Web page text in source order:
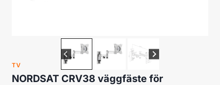
TV
NORDSAT CRV38 väggfäste för